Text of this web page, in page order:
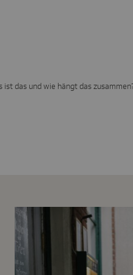
das und wie hängt das